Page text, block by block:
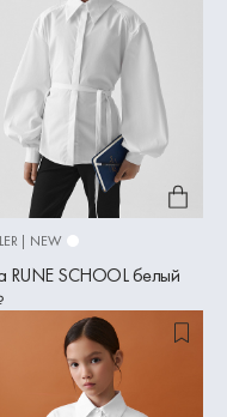
| NEW
RUNE SCHOOL белый